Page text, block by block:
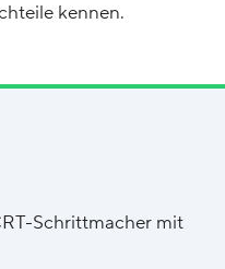
kennen.
Schrittmacher mit